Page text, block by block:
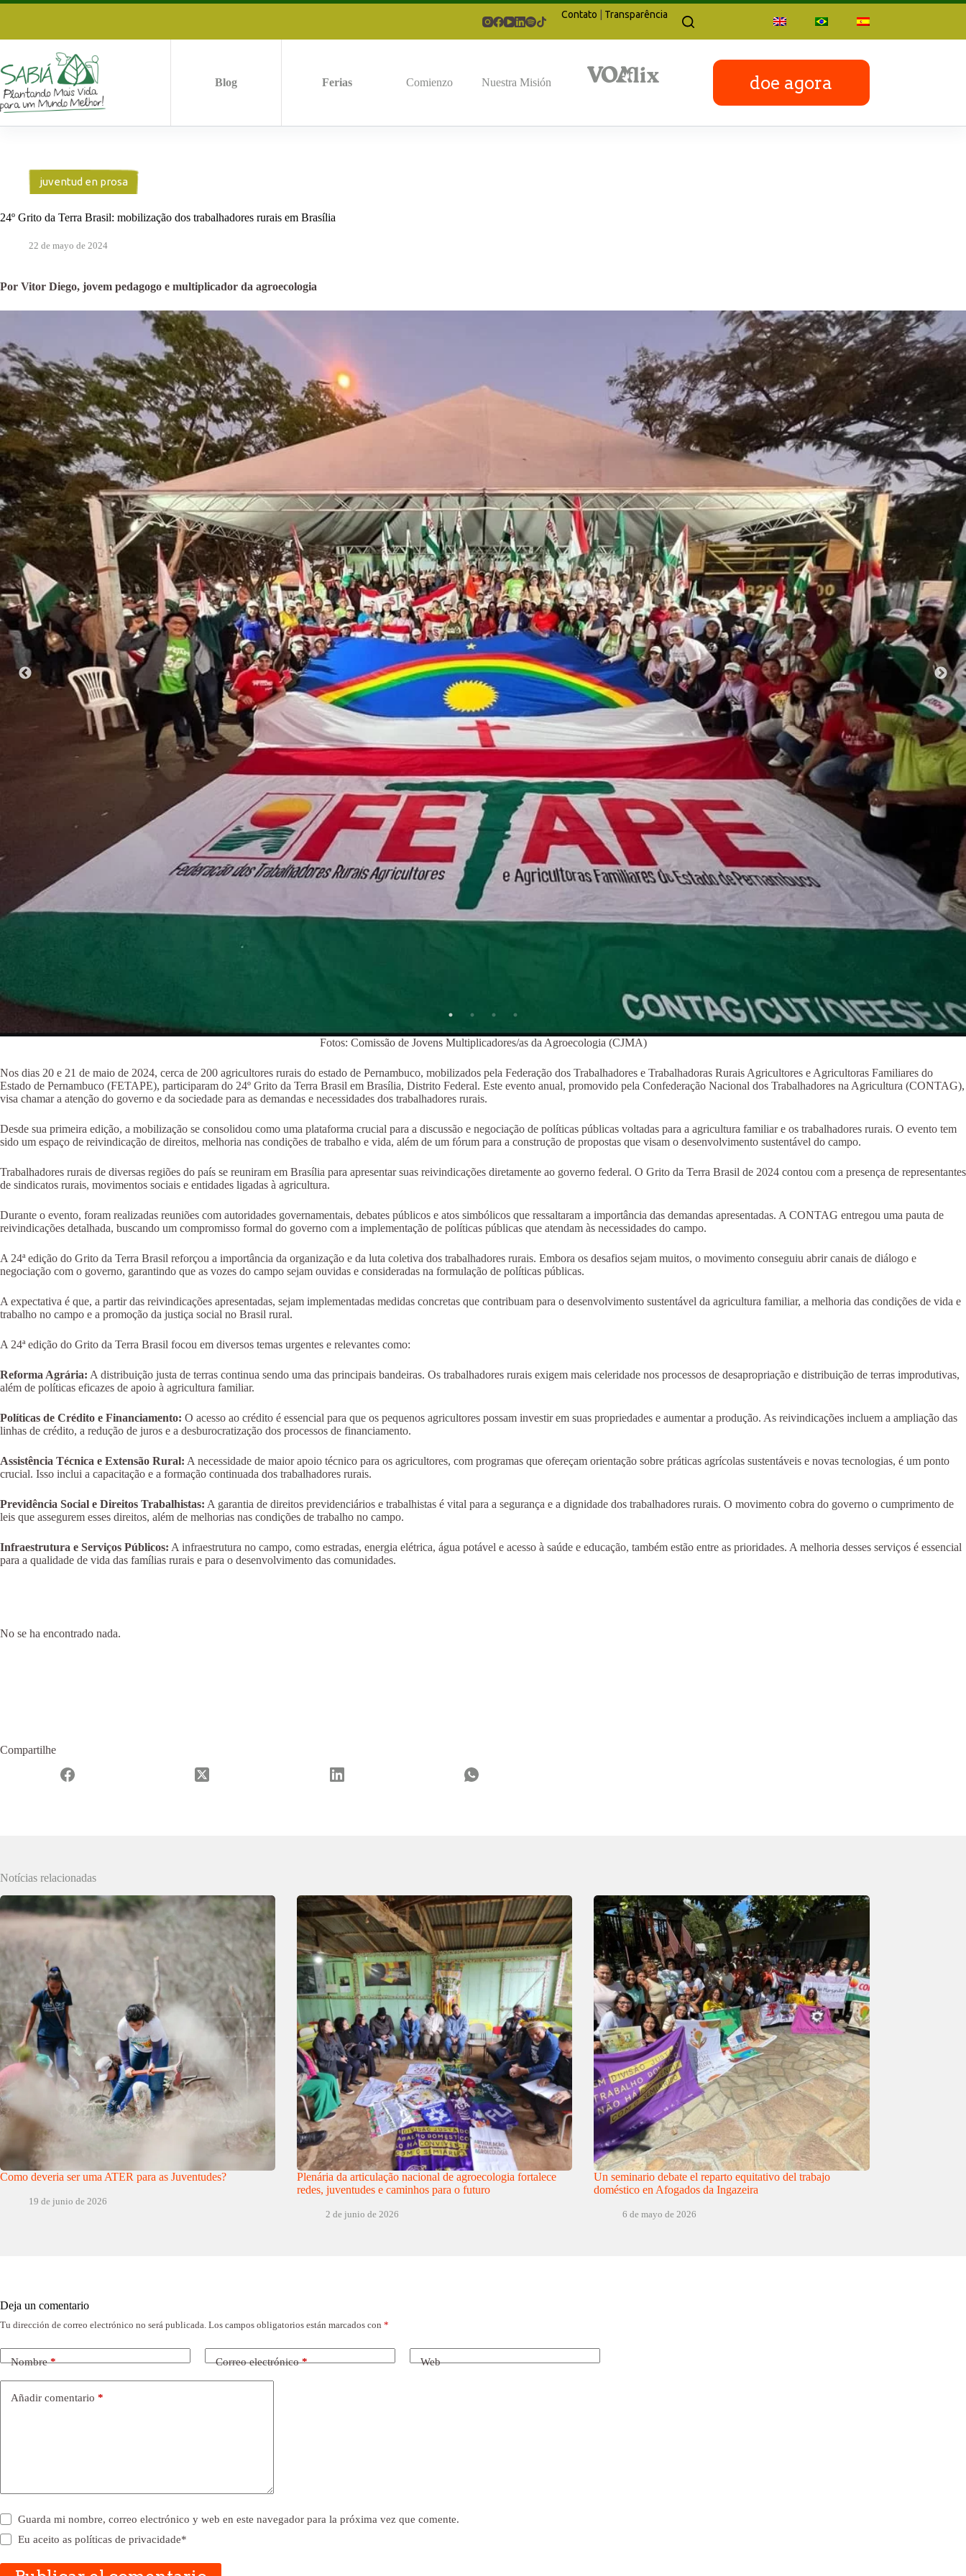
Saltar
Contato | Transparência
Blog Ferias Comienzo Nuestra Misión doe agora
juventud en prosa
24º Grito da Terra Brasil: mobilização dos trabalhadores rurais em Brasília
22 de mayo de 2024
Por Vitor Diego, jovem pedagogo e multiplicador da agroecologia
Fotos: Comissão de Jovens Multiplicadores/as da Agroecologia (CJMA)
Nos dias 20 e 21 de maio de 2024, cerca de 200 agricultores rurais do estado de Pernambuco, mobilizados pela Federação dos Trabalhadores e Trabalhadoras Rurais Agricultores e Agricultoras Familiares do
Estado de Pernambuco (FETAPE), participaram do 24º Grito da Terra Brasil em Brasília, Distrito Federal. Este evento anual, promovido pela Confederação Nacional dos Trabalhadores na Agricultura (CONTAG),
visa chamar a atenção do governo e da sociedade para as demandas e necessidades dos trabalhadores rurais.
Desde sua primeira edição, a mobilização se consolidou como uma plataforma crucial para a discussão e negociação de políticas públicas voltadas para a agricultura familiar e os trabalhadores rurais. O evento tem
sido um espaço de reivindicação de direitos, melhoria nas condições de trabalho e vida, além de um fórum para a construção de propostas que visam o desenvolvimento sustentável do campo.
Trabalhadores rurais de diversas regiões do país se reuniram em Brasília para apresentar suas reivindicações diretamente ao governo federal. O Grito da Terra Brasil de 2024 contou com a presença de representantes
de sindicatos rurais, movimentos sociais e entidades ligadas à agricultura.
Durante o evento, foram realizadas reuniões com autoridades governamentais, debates públicos e atos simbólicos que ressaltaram a importância das demandas apresentadas. A CONTAG entregou uma pauta de
reivindicações detalhada, buscando um compromisso formal do governo com a implementação de políticas públicas que atendam às necessidades do campo.
A 24ª edição do Grito da Terra Brasil reforçou a importância da organização e da luta coletiva dos trabalhadores rurais. Embora os desafios sejam muitos, o movimento conseguiu abrir canais de diálogo e
negociação com o governo, garantindo que as vozes do campo sejam ouvidas e consideradas na formulação de políticas públicas.
A expectativa é que, a partir das reivindicações apresentadas, sejam implementadas medidas concretas que contribuam para o desenvolvimento sustentável da agricultura familiar, a melhoria das condições de vida e
trabalho no campo e a promoção da justiça social no Brasil rural.
A 24ª edição do Grito da Terra Brasil focou em diversos temas urgentes e relevantes como:
Reforma Agrária: A distribuição justa de terras continua sendo uma das principais bandeiras. Os trabalhadores rurais exigem mais celeridade nos processos de desapropriação e distribuição de terras improdutivas,
além de políticas eficazes de apoio à agricultura familiar.
Políticas de Crédito e Financiamento: O acesso ao crédito é essencial para que os pequenos agricultores possam investir em suas propriedades e aumentar a produção. As reivindicações incluem a ampliação das
linhas de crédito, a redução de juros e a desburocratização dos processos de financiamento.
Assistência Técnica e Extensão Rural: A necessidade de maior apoio técnico para os agricultores, com programas que ofereçam orientação sobre práticas agrícolas sustentáveis e novas tecnologias, é um ponto
crucial. Isso inclui a capacitação e a formação continuada dos trabalhadores rurais.
Previdência Social e Direitos Trabalhistas: A garantia de direitos previdenciários e trabalhistas é vital para a segurança e a dignidade dos trabalhadores rurais. O movimento cobra do governo o cumprimento de
leis que assegurem esses direitos, além de melhorias nas condições de trabalho no campo.
Infraestrutura e Serviços Públicos: A infraestrutura no campo, como estradas, energia elétrica, água potável e acesso à saúde e educação, também estão entre as prioridades. A melhoria desses serviços é essencial
para a qualidade de vida das famílias rurais e para o desenvolvimento das comunidades.
No se ha encontrado nada.
Compartilhe
Notícias relacionadas
Como deveria ser uma ATER para as Juventudes?
19 de junio de 2026
Plenária da articulação nacional de agroecologia fortalece
redes, juventudes e caminhos para o futuro
2 de junio de 2026
Un seminario debate el reparto equitativo del trabajo
doméstico en Afogados da Ingazeira
6 de mayo de 2026
Deja un comentario
Tu dirección de correo electrónico no será publicada. Los campos obligatorios están marcados con *
Nombre* Correo electrónico* Web
Añadir comentario *
Guarda mi nombre, correo electrónico y web en este navegador para la próxima vez que comente.
Eu aceito aspolíticas de privacidade*